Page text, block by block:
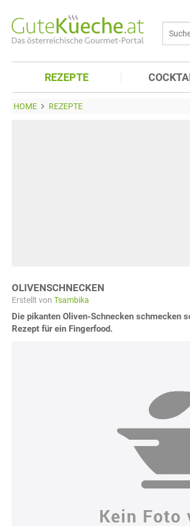
REZEPTE
HOME REZEPTE
OLIVENSCHNECKEN
Erstellt von Tsambika
Die pikanten Oliven-Schnecken schmecken
Rezept für ein Fingerfood.